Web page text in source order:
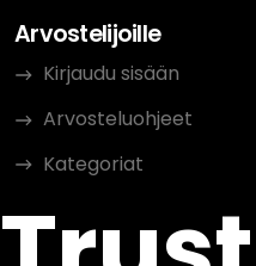
Arvostelijoille
Kirjaudu sisään
Arvosteluohjeet
Kategoriat